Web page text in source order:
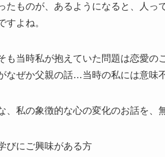
たものが、あるようになると、人っ
すよね。
も当時私が抱えていた問題は恋愛の
なぜか父親の話…当時の私には意味
、私の象徴的な心の変化のお話を、
びにご興味がある方